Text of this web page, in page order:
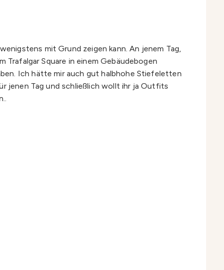
mit Grund zeigen kann. An jenem Tag,
Trafalgar Square in einem Gebäudebogen
Ich hätte mir auch gut halbhohe Stiefeletten
jenen Tag und schließlich wollt ihr ja Outfits